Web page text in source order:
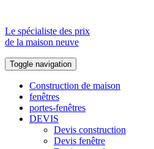
Le spécialiste des prix
de la maison neuve
Toggle navigation
Construction de maison
fenêtres
portes-fenêtres
DEVIS
Devis construction
Devis fenêtre